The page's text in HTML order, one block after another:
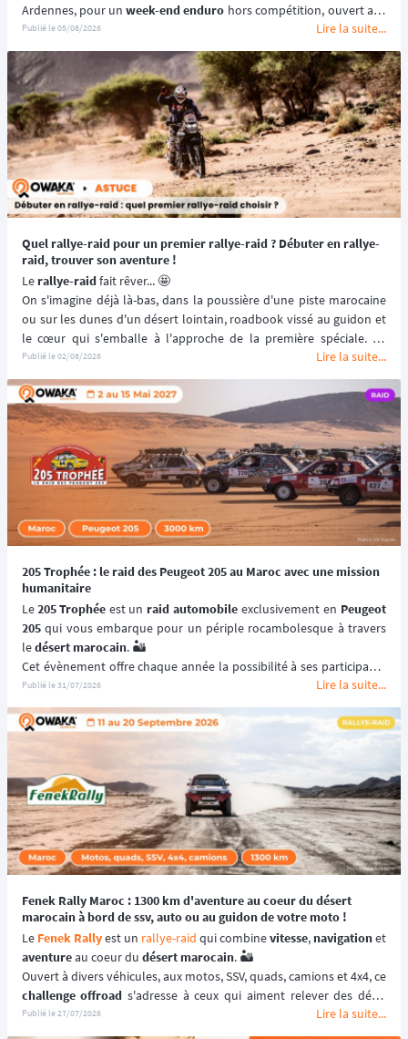
Ardennes, pour un week-end enduro hors compétition, ouvert aux
motos enduro, trail et trial dès 125 cm³. 🏍️
Portée par le Moto Club de Charleville-Mézières en Ardennes
(MCCMA) depuis plus de 30 éditions, cette aventure moto mise sur
le plaisir de rouler plutôt que sur la performance chronométrée.
😉
📆 Prochaines dates : du 19 au 20 Septembre 2026.
Publié le05/08/2026 Lire la suite...
Quel rallye-raid pour un premier rallye-raid ? Débuter en rallye-
raid, trouver son aventure !
Le rallye-raid fait rêver... 🤩
On s'imagine déjà là-bas, dans la poussière d'une piste marocaine
ou sur les dunes d'un désert lointain, roadbook vissé au guidon et
le cœur qui s'emballe à l'approche de la première spéciale. Ce
moment, tous les grands pilotes de rallye-raid l'ont vécu un jour. Et
si c'était à votre tour ? 🫵
Se lancer dans un premier rallye-raid
, ce n'est pas repousser ses
limites du jour au lendemain : c'est choisir la bonne aventure, celle
qui vous fera grandir sans vous briser. Niveau technique, distance,
budget, encadrement... chaque détail compte pour transformer
l'envie en une expérience inoubliable plutôt qu'en épreuve subie.
Mais quel rallye-raid choisir pour débuter ? 🤔
Le rallye-raid est un
univers complexe qui demande des
compétences spécifiques.
Et retrouvez dans notre article d'inspiration tous les rallyes-raids
pour débuter . 👈🏻
Voici comment faire le choix qui vous mènera, sereinement, jusqu'à
votre première ligne de départ. 🏁👇️
Publié le02/08/2026 Lire la suite...
205 Trophée : le raid des Peugeot 205 au Maroc avec une mission
humanitaire
Le 205 Trophée est un raid automobile exclusivement en Peugeot
205 qui vous embarque pour un périple rocambolesque à travers
le désert marocain. 🏜️
Cet évènement offre chaque année la possibilité à ses participants
de (re)découvrir le Maroc en traversant ses paysages les plus
emblématiques et les plus désertiques. 🌵
Visant à renouer avec l’esprit des
premiers rallye-raids, le 205
📆 Prochaines dates : du 2 au 15 Mai 2027.
Publié le31/07/2026 Lire la suite...
Fenek Rally Maroc : 1300 km d'aventure au coeur du désert
marocain à bord de ssv, auto ou au guidon de votre moto !
Le Fenek Rally est un rallye-raid qui combine vitesse, navigation
aventure au coeur du désert marocain. 🏜️
challenge offroad s'adresse à ceux qui aiment relever des défis.
💪🏻
🎯 L'objectif est simple : remporter la victoire en complétant le
Publié le27/07/2026 Lire la suite...